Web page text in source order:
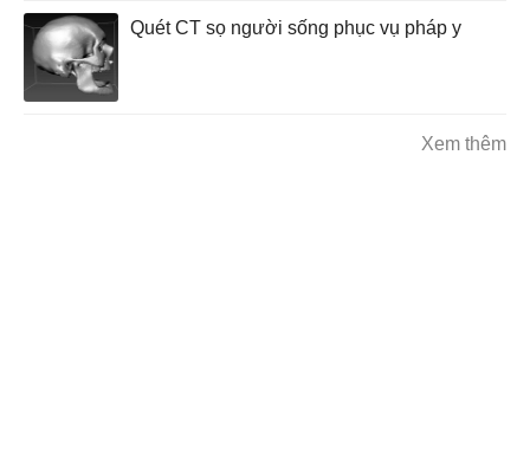
Quét CT sọ người sống phục vụ pháp y
Xem thêm